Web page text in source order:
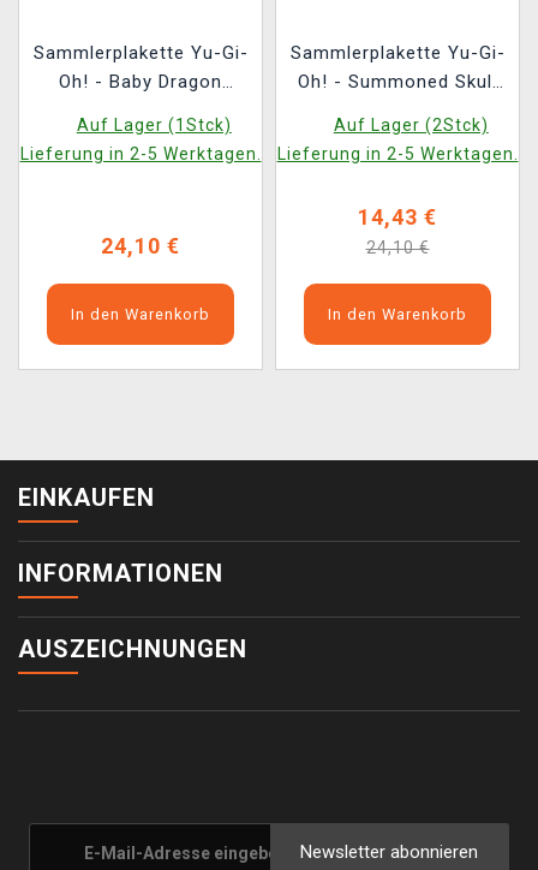
Sammlerplakette Yu-Gi-
Oh! - Baby Dragon
Auf Lager (1Stck)
Lieferung in 2-5 Werktagen.
24,10 €
In den Warenkorb
Sammlerplakette Yu-Gi-
Oh! - Summoned Skull
Auf Lager (2Stck)
Lieferung in 2-5 Werktagen.
14,43 €
24,10 €
In den Warenkorb
EINKAUFEN
INFORMATIONEN
AUSZEICHNUNGEN
Newsletter abonnieren